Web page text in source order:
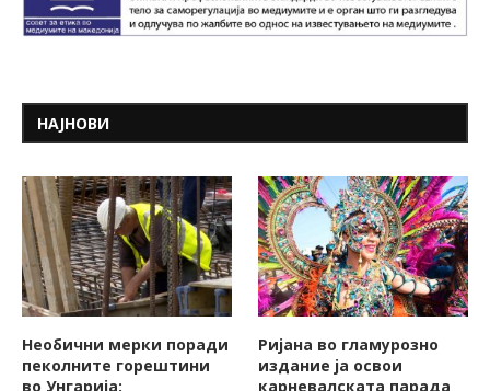
НАЈНОВИ
Необични мерки поради
пеколните горештини
во Унгарија:
Ријана во гламурозно
издание ја освои
карневалската парада